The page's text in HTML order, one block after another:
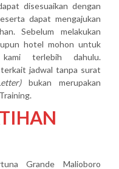
disesuaikan dengan
dapat mengajukan
Sebelum melakukan
hotel mohon untuk
kami terlebih dahulu.
jadwal tanpa surat
bukan merupakan
Grande Malioboro